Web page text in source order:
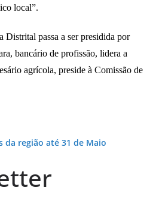
local”.
Distrital passa a ser presidida por
bancário de profissão, lidera a
agrícola, preside à Comissão de
região até 31 de Maio
– A quem pertence a parte superior da